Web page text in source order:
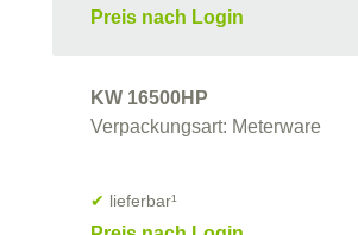
Preis nach Login
KW 16500HP
Verpackungsart: Meterware
✔ lieferbar¹